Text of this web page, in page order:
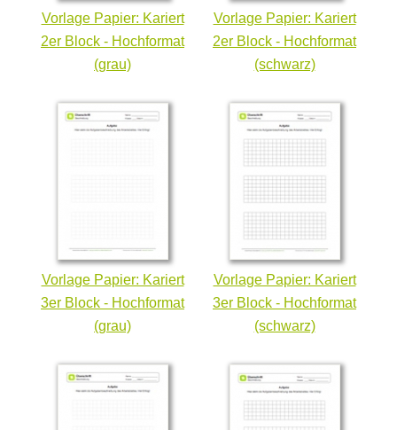
Vorlage Papier: Kariert
2er Block - Hochformat
(grau)
Vorlage Papier: Kariert
2er Block - Hochformat
(schwarz)
Vorlage Papier: Kariert
3er Block - Hochformat
(grau)
Vorlage Papier: Kariert
3er Block - Hochformat
(schwarz)